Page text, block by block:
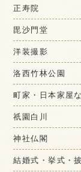
正寿院
毘沙門堂
洋装撮影
洛西竹林公園
町家・日本家屋
祇園白川
神社仏閣
結婚式・挙式・